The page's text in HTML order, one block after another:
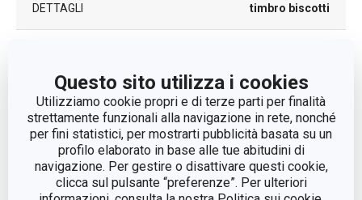
Questo sito utilizza i cookies
Utilizziamo cookie propri e di terze parti per finalità
strettamente funzionali alla navigazione in rete, nonché
per fini statistici, per mostrarti pubblicità basata su un
profilo elaborato in base alle tue abitudini di
navigazione. Per gestire o disattivare questi cookie,
clicca sul pulsante “preferenze”. Per ulteriori
DETTAGLI timbro biscotti
MATERIALE plastica
TIPO set di timbri
LAVAGGIO IN LAVASTOVIGLIE